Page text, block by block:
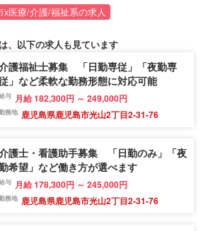
x医療/介護/福祉系の求人
、以下の求人も見ています
護福祉士募集 「日勤専従」「夜勤専
」など柔軟な勤務形態に対応可能
与 月給 182,300円 ～ 249,000円
務地 鹿児島県鹿児島市光山2丁目2-31-76
護士・看護助手募集 「日勤のみ」「夜
希望」など働き方が選べます
与 月給 178,300円 ～ 245,000円
務地 鹿児島県鹿児島市光山2丁目2-31-76